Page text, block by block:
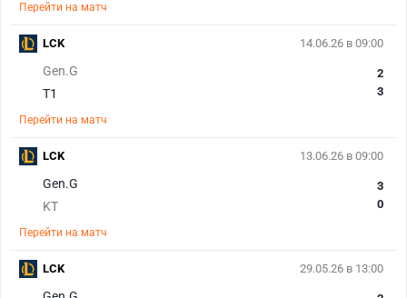
Перейти на матч
14.06.26 в 09:00
Gen.G
T1
2
3
Перейти на матч
LCK
13.06.26 в 09:00
Gen.G
KT
3
0
Перейти на матч
LCK
29.05.26 в 13:00
LCK